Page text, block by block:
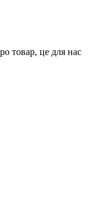
товар, це для нас